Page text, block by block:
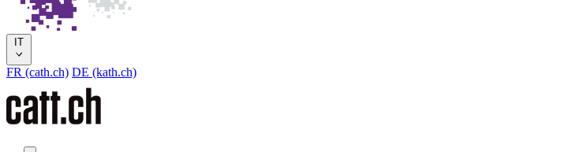
IT
FR (cath.ch) DE (kath.ch)